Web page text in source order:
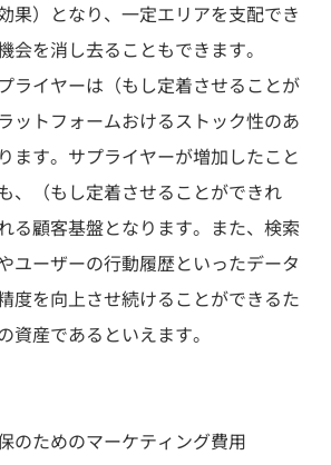
果）となり、一定エリアを支配でき
会を消し去ることもできます。
ライヤーは（もし定着させることが
ットフォームおけるストック性のあ
ます。サプライヤーが増加したこと
、（もし定着させることができれ
る顧客基盤となります。また、検索
ユーザーの行動履歴といったデータ
度を向上させ続けることができるた
資産であるといえます。
のためのマーケティング費用